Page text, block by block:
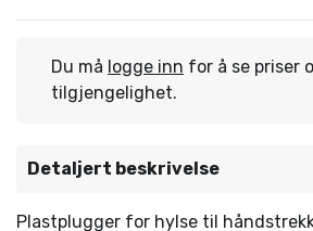
Du må logge inn for å se priser
tilgjengelighet.
Detaljert beskrivelse
Plastplugger for hylse til